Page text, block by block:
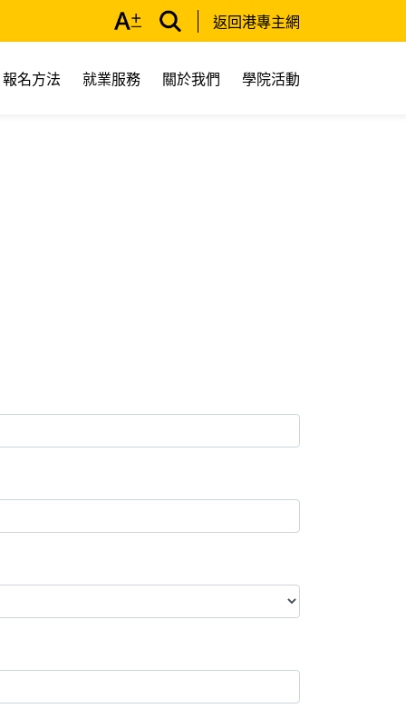
返回港專主網
報名方法 就業服務 關於我們 學院活動